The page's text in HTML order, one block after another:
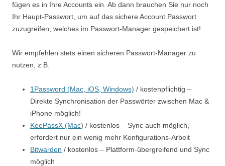
fügen es in Ihre Accounts ein. Ab dann brauchen Sie nur noch
Ihr Haupt-Passwort, um auf das sichere Account.Passwort
zuzugreifen, welches im Passwort-Manager gespeichert ist!
Wir empfehlen stets einen sicheren Passwort-Manager zu
nutzen, z.B.
1Password (Mac, iOS, Windows) / kostenpflichtig –
Direkte Synchronisation der Passwörter zwischen Mac &
iPhone möglich!
KeePassX (Mac) / kostenlos – Sync auch möglich,
erfordert nur ein wenig mehr Konfigurations-Arbeit
Bitwarden / kostenlos – Plattform-übergreifend und Sync
möglich